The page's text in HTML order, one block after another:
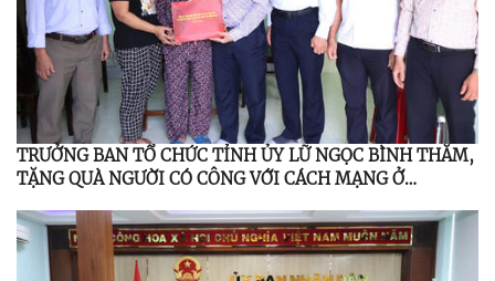
TRƯỞNG BAN TỔ CHỨC TỈNH ỦY LỮ NGỌC BÌNH THĂM,
TẶNG QUÀ NGƯỜI CÓ CÔNG VỚI CÁCH MẠNG Ở